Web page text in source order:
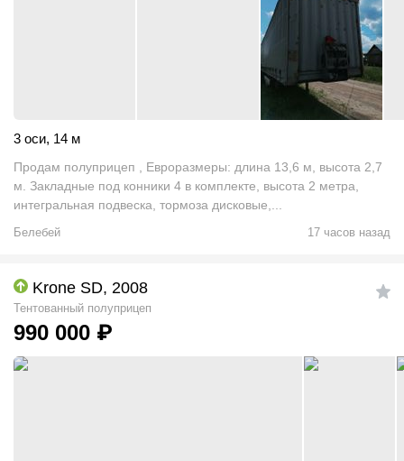
3 оси, 14 м
Продам полуприцеп , Евроразмеры: длина 13,6 м, высота 2,7
м. Закладные под конники 4 в комплекте, высота 2 метра,
интегральная подвеска, тормоза дисковые,...
Белебей 17 часов назад
Krone SD, 2008
Тентованный полуприцеп
990 000 ₽